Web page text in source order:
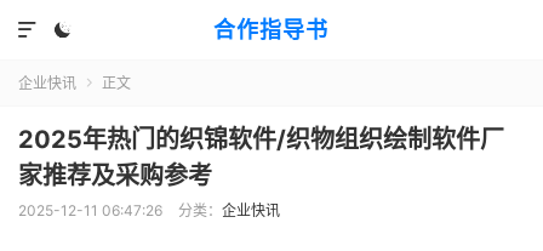
合作指导书


企业快讯  正文
2025年热门的织锦软件/织物组织绘制软件厂
家推荐及采购参考
2025-12-11 06:47:26 分类： 企业快讯